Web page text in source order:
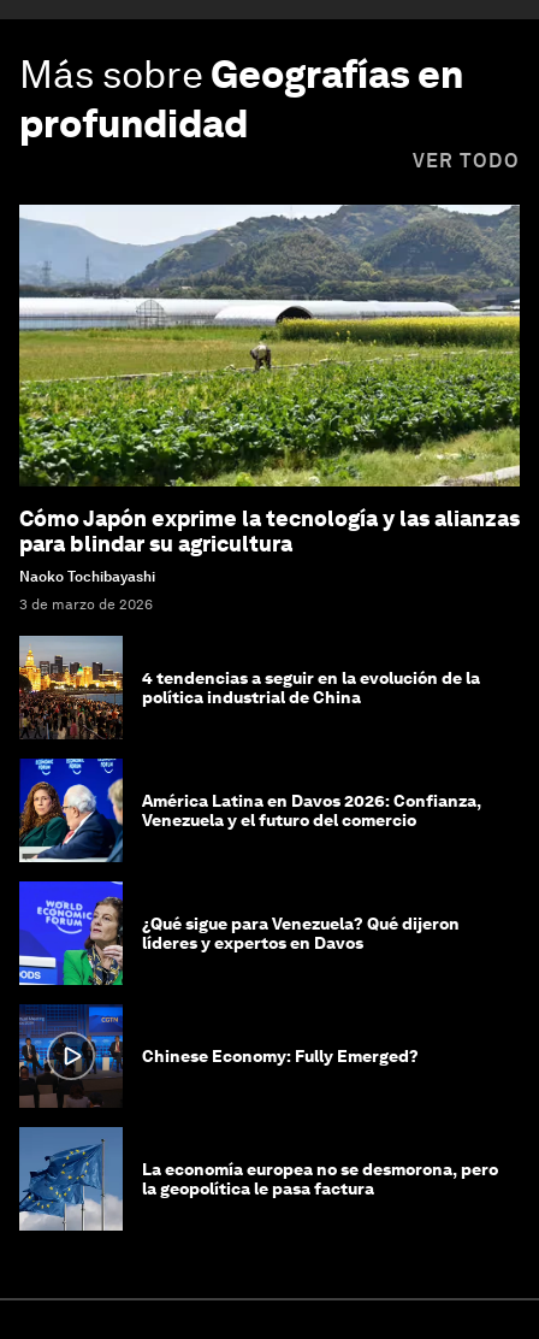
Más sobre Geografías en
profundidad
VER TODO
Cómo Japón exprime la tecnología y las alianzas
para blindar su agricultura
Naoko Tochibayashi
3 de marzo de 2026
4 tendencias a seguir en la evolución de la
política industrial de China
América Latina en Davos 2026: Confianza,
Venezuela y el futuro del comercio
¿Qué sigue para Venezuela? Qué dijeron
líderes y expertos en Davos
Chinese Economy: Fully Emerged?
La economía europea no se desmorona, pero
la geopolítica le pasa factura